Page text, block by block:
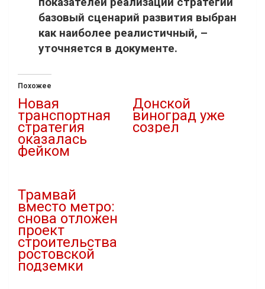
базовый сценарий развития выбран
как наиболее реалистичный, –
уточняется в документе.
Похожее
Новая
транспортная
стратегия
оказалась
фейком
Донской
виноград уже
созрел
Трамвай
вместо метро:
снова отложен
проект
строительства
ростовской
подземки